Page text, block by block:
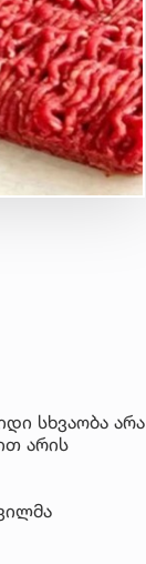
სხვაობა არა
არის